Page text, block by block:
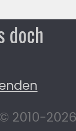
doch
2010-2026